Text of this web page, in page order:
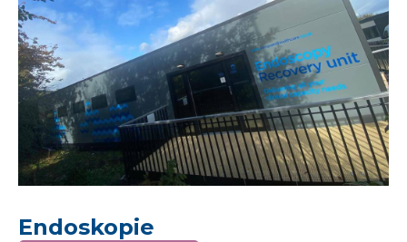
Endoskopie